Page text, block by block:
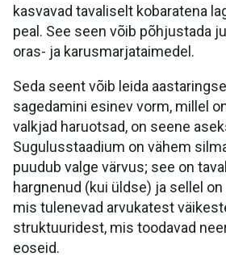
kasvavad tavaliselt kobaratena
peal. See seen võib põhjustada
oras- ja karusmarjataimedel.
Seda seent võib leida
sagedamini esinev vorm, millel
valkjad haruotsad, on seene
Sugulusstaadium on vähem
puudub valge värvus; see on
hargnenud (kui üldse) ja sellel
mis tulenevad arvukatest
struktuuridest, mis toodavad
eoseid.